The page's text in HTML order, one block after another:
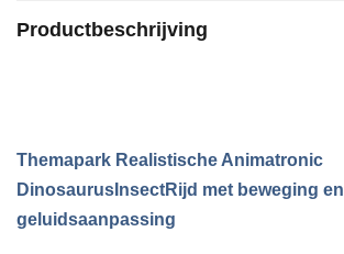
Productbeschrijving
Themapark Realistische Animatronic
Dinosaurus InsectRijd met beweging en
geluidsaanpassing